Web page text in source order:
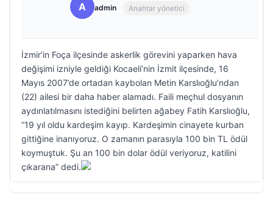
A admin Anahtar yönetici
İzmir’in Foça ilçesinde askerlik görevini yaparken hava
değişimi izniyle geldiği Kocaeli’nin İzmit ilçesinde, 16
Mayıs 2007’de ortadan kaybolan Metin Karslıoğlu’ndan
(22) ailesi bir daha haber alamadı. Faili meçhul dosyanın
aydınlatılmasını istediğini belirten ağabey Fatih Karslıoğlu,
“19 yıl oldu kardeşim kayıp. Kardeşimin cinayete kurban
gittiğine inanıyoruz. O zamanın parasıyla 100 bin TL ödül
koymuştuk. Şu an 100 bin dolar ödül veriyoruz, katilini
çıkarana” dedi.